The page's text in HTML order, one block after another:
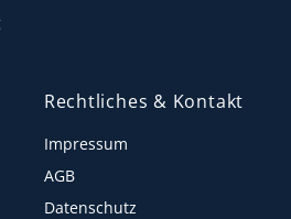
Rechtliches & Kontakt
Impressum
AGB
Datenschutz